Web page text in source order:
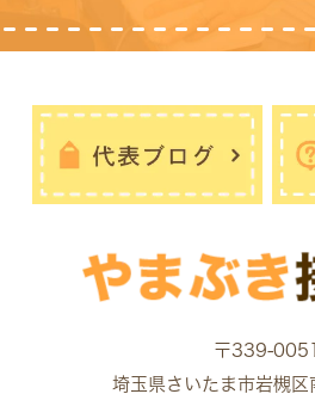
〒339-0051
埼玉県さいたま市岩槻